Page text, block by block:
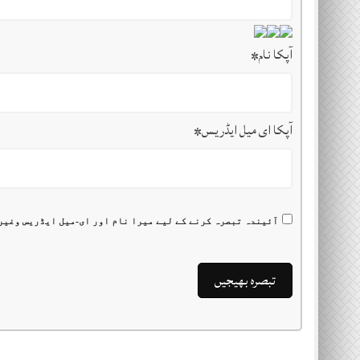
آپکا نام*
آپکا ای میل ایڈریس*
آئیندہ تبصرہ کرنے کے لیے میرا نام اور ای-میل ایڈریس